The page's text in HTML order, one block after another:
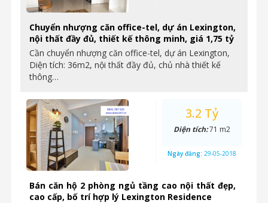
Chuyển nhượng căn office-tel, dự án Lexington,
nội thất đầy đủ, thiết kế thông minh, giá 1,75 tỷ
Cần chuyển nhượng căn office-tel, dự án Lexington,
Diện tích: 36m2, nội thất đầy đủ, chủ nhà thiết kế
thông…
Bán căn hộ 2 phòng ngủ tầng cao nội thất đẹp,
cao cấp, bố trí hợp lý Lexington Residence
3.2 Tỷ
Diện tích:71 m2
Ngày đăng: 29-05-2018